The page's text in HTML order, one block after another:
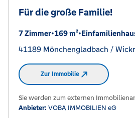
Für die große Familie!
7 Zimmer•169 m²•
41189 Mönchengladbach /
Zur Immobilie
Sie werden zum externen
Anbieter: VOBA IMMOBILIEN eG